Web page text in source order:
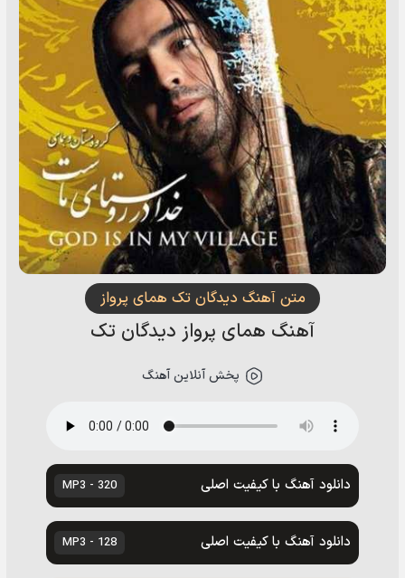
متن آهنگ دیدگان تک همای پرواز
آهنگ همای پرواز دیدگان تک
پخش آنلاین آهنگ
دانلود آهنگ با کیفیت اصلی 320 - MP3
دانلود آهنگ با کیفیت اصلی 128 - MP3